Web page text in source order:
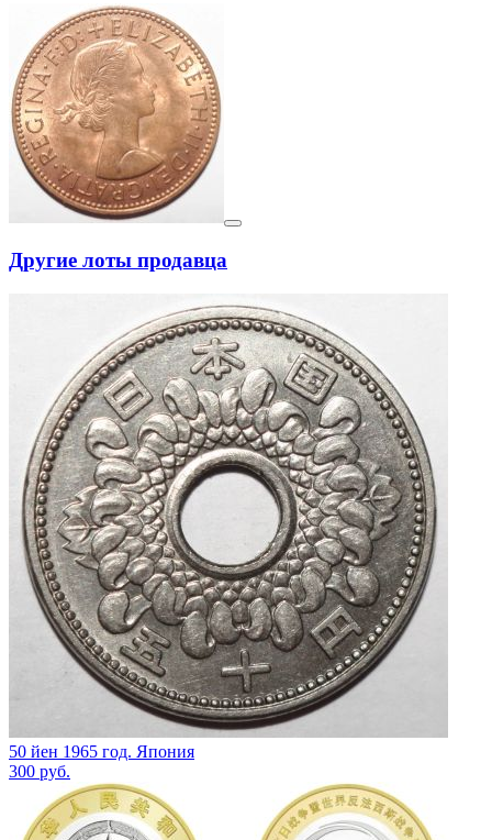
Другие лоты продавца
50 йен 1965 год. Япония
300 руб.